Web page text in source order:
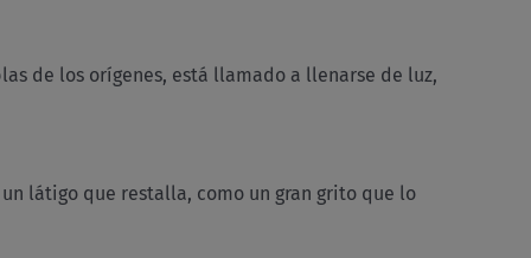
de los orígenes, está llamado a llenarse de luz,
látigo que restalla, como un gran grito que lo